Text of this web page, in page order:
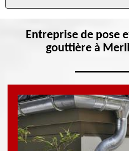
Entreprise de pose
gouttière à